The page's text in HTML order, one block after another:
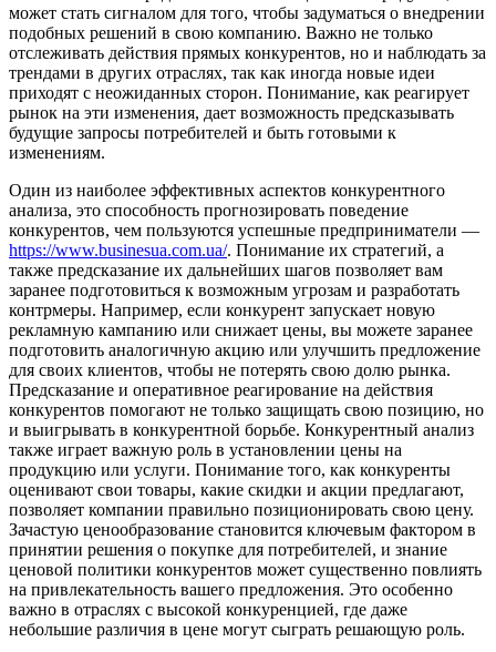
может стать сигналом для того, чтобы задуматься о внедрении
подобных решений в свою компанию. Важно не только
отслеживать действия прямых конкурентов, но и наблюдать за
трендами в других отраслях, так как иногда новые идеи
приходят с неожиданных сторон. Понимание, как реагирует
рынок на эти изменения, дает возможность предсказывать
будущие запросы потребителей и быть готовыми к
изменениям.
Один из наиболее эффективных аспектов конкурентного
анализа, это способность прогнозировать поведение
конкурентов, чем пользуются успешные предприниматели —
https://www.businesua.com.ua/. Понимание их стратегий, а
также предсказание их дальнейших шагов позволяет вам
заранее подготовиться к возможным угрозам и разработать
контрмеры. Например, если конкурент запускает новую
рекламную кампанию или снижает цены, вы можете заранее
подготовить аналогичную акцию или улучшить предложение
для своих клиентов, чтобы не потерять свою долю рынка.
Предсказание и оперативное реагирование на действия
конкурентов помогают не только защищать свою позицию, но
и выигрывать в конкурентной борьбе. Конкурентный анализ
также играет важную роль в установлении цены на
продукцию или услуги. Понимание того, как конкуренты
оценивают свои товары, какие скидки и акции предлагают,
позволяет компании правильно позиционировать свою цену.
Зачастую ценообразование становится ключевым фактором в
принятии решения о покупке для потребителей, и знание
ценовой политики конкурентов может существенно повлиять
на привлекательность вашего предложения. Это особенно
важно в отраслях с высокой конкуренцией, где даже
небольшие различия в цене могут сыграть решающую роль.